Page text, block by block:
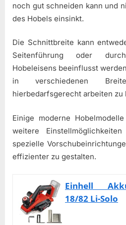
noch gut schneiden kann und
des Hobels einsinkt.
Die Schnittbreite kann
Seitenführung oder
Hobeleisens beeinflusst
in verschiedenen
hierbedarfsgerecht arbeiten zu
Einige moderne
weitere
spezielle
effizienter zu gestalten.
Einhell
18/82 Li-Solo